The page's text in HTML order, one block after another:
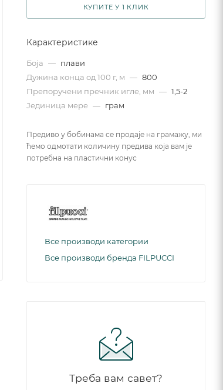
КУПИТЕ У 1 КЛИК
Карактеристике
Боја — плави
Дужина конца од 100 г, м — 800
Препоручени пречник игле, мм — 1,5-2
Јединица мере — грам
Предиво у бобинама се продаје на грамажу, ми
ћемо одмотати количину предива која вам је
потребна на пластични конус
Все производи категории
Все производи бренда FILPUCCI
Треба вам савет?